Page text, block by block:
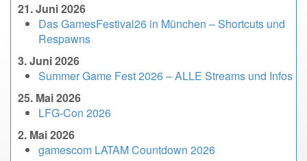
21. Juni 2026
Das GamesFestival26 in München – Shortcuts und
Respawns
3. Juni 2026
Summer Game Fest 2026 – ALLE Streams und Infos
25. Mai 2026
LFG-Con 2026
2. Mai 2026
gamescom LATAM Countdown 2026